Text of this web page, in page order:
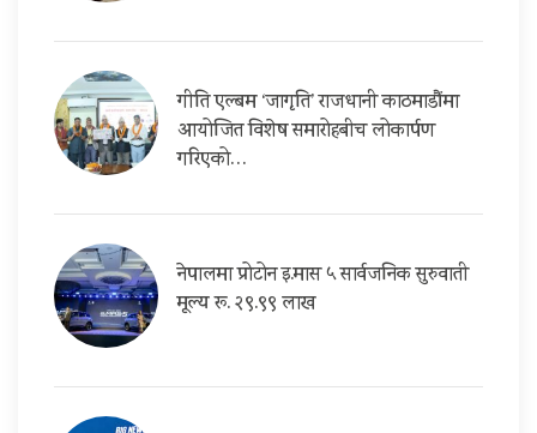
गीति एल्बम ‘जागृति’ राजधानी काठमाडौंमा
आयोजित विशेष समारोहबीच लोकार्पण
गरिएको…
नेपालमा प्रोटोन इ.मास ५ सार्वजनिक सुरुवाती
मूल्य रू. २९.९९ लाख